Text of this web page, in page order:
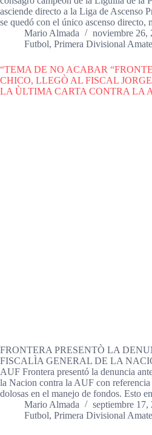
asciende directo a la Liga de Ascenso
se quedó con el único ascenso directo,
Mario Almada
noviembre 26,
Futbol, Primera Divisional
“TEMA DE NO ACABAR
CHICO, LLEGÒ AL FISCAL
LA ÙLTIMA CARTA CONTRA LA
FRONTERA PRESENTÒ LA
FISCALÌA GENERAL DE LA
AUF Frontera presentó la denuncia
la Nacion contra la AUF con referencia
dolosas en el manejo de fondos. Esto
Mario Almada
septiembre 17,
Futbol, Primera Divisional